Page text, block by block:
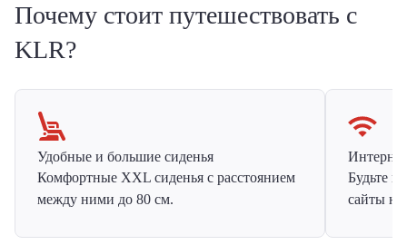
Почему стоит путешествовать с
KLR?
Удобные и большие сиденья
Комфортные XXL сиденья с расстоянием
между ними до 80 см.
Будьте
сайты на